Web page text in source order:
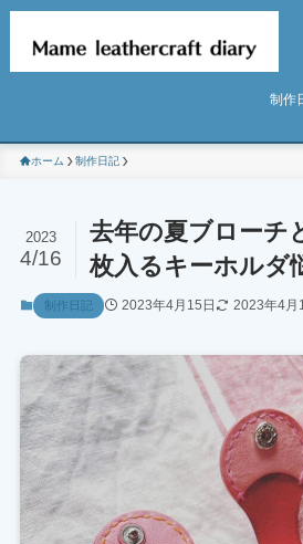
制作
ホーム 制作日記
去年の夏ブローチ
枚入るキーホルダ
2023
4/16
制作日記 2023年4月15日 2023年4月